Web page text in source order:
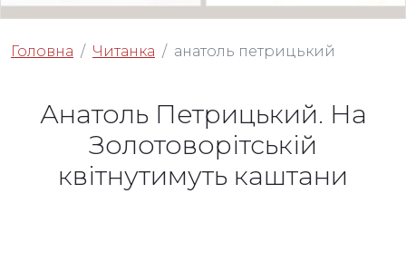
Головна Читанка анатоль петрицький
Анатоль Петрицький. На
Золотоворітській
квітнутимуть каштани